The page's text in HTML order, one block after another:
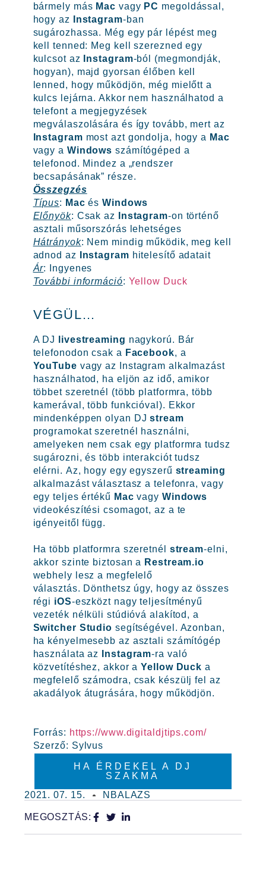
bármely más Mac vagy PC megoldással,
hogy az
Instagram-ban
sugározhassa. Még egy pár lépést meg
kell tenned: Meg kell szerezned egy
kulcsot az
Instagram-ból (megmondják,
hogyan), majd gyorsan élőben kell
lenned, hogy működjön, még mielőtt a
kulcs lejárna. Akkor nem használhatod a
telefont a megjegyzések
megválaszolására és így tovább, mert az
Instagram most azt gondolja, hogy a Mac
vagy a Windows számítógéped a
telefonod. Mindez a „rendszer
becsapásának” része.
Összegzés
Típus: Mac ésWindows
Előnyök: Csak az Instagram-on történő
asztali műsorszórás lehetséges
Hátrányok: Nem mindig működik, meg kell
adnod az
Instagram hitelesítő adatait
Ár: Ingyenes
További információ: Yellow Duck
VÉGÜL…
A DJ livestreaming nagykorú. Bár
telefonodon csak a Facebook, a
YouTube vagy az Instagram alkalmazást
használhatod, ha eljön az idő, amikor
többet szeretnél (több platformra, több
kamerával, több funkcióval). Ekkor
mindenképpen olyan DJstream
programokat szeretnél használni,
amelyeken nem csak egy platformra tudsz
sugározni, és több interakciót tudsz
elérni. Az, hogy egy egyszerű streaming
alkalmazást választasz a telefonra, vagy
egy teljes értékű Mac vagy Windows
videokészítési csomagot, az a te
igényeitől függ.
Ha több platformra szeretnél stream-elni,
akkor szinte biztosan a Restream.io
webhely lesz a megfelelő
választás. Dönthetsz úgy, hogy az összes
régi iOS-eszközt nagy teljesítményű
vezeték nélküli stúdióvá alakítod, a
Switcher Studio segítségével. Azonban,
ha kényelmesebb az asztali számítógép
használata az
Instagram-ra való
közvetítéshez, akkor aYellow Duck a
megfelelő számodra, csak készülj fel az
akadályok átugrására, hogy működjön.
Forrás: https://www.digitaldjtips.com/
Szerző: Sylvus
HA ÉRDEKEL A DJ
SZAKMA
2021. 07. 15.
NBALAZS
MEGOSZTÁS: